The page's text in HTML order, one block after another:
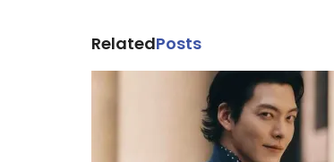
RelatedPosts